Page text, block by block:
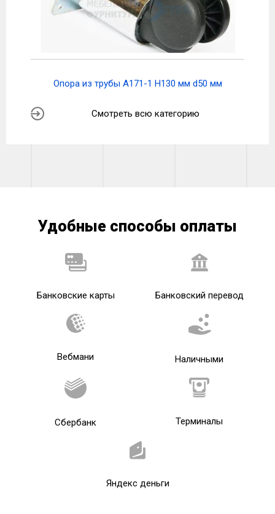
Опора из трубы A171-1 H130 мм d50 мм
Смотреть всю категорию
Удобные способы оплаты
Банковские карты Банковский перевод
Вебмани Наличными
Сбербанк Терминалы
Яндекс деньги